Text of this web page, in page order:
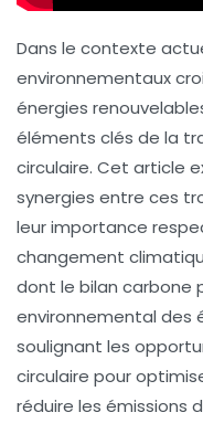
Dans le contexte
environnementaux
énergies
éléments clés de la
circulaire. Cet article
synergies entre ces
leur importance
changement
dont le bilan carbone
environnemental des
soulignant les
circulaire pour
réduire les émissions